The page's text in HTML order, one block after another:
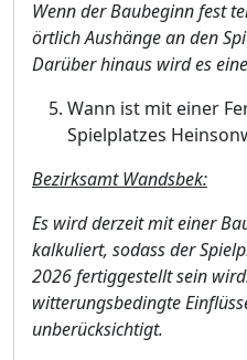
Wenn der Baubeginn fest
örtlich Aushänge an den
Darüber hinaus wird es
Wann ist mit einer
Spielplatzes
Bezirksamt Wandsbek:
Es wird derzeit mit einer
kalkuliert, sodass der
2026 fertiggestellt sein
witterungsbedingte Einflü
unberücksichtigt.